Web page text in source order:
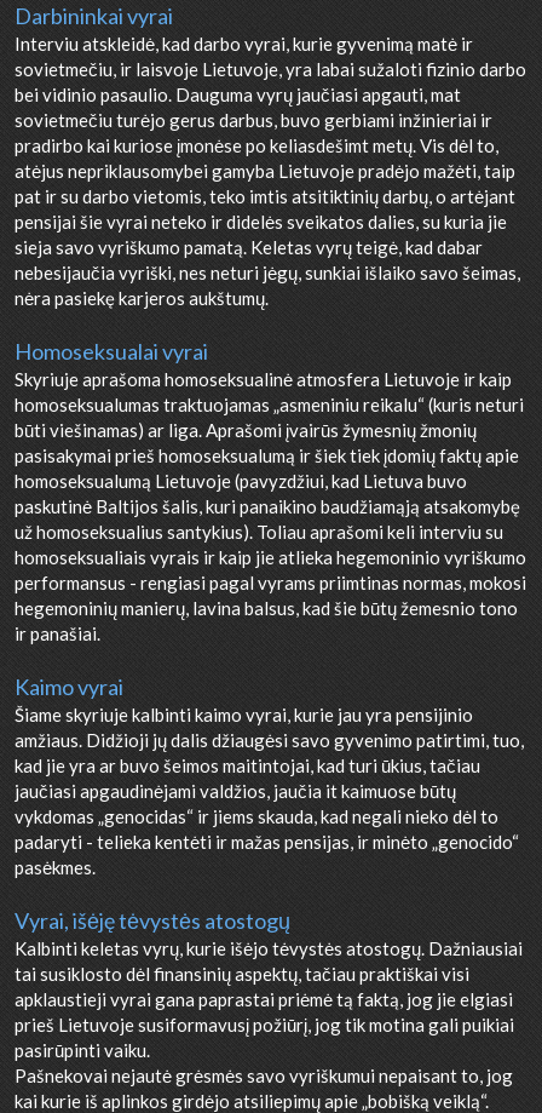
Darbininkai vyrai
Interviu atskleidė, kad darbo vyrai, kurie gyvenimą matė ir
sovietmečiu, ir laisvoje Lietuvoje, yra labai sužaloti fizinio darbo
bei vidinio pasaulio. Dauguma vyrų jaučiasi apgauti, mat
sovietmečiu turėjo gerus darbus, buvo gerbiami inžinieriai ir
pradirbo kai kuriose įmonėse po keliasdešimt metų. Vis dėl to,
atėjus nepriklausomybei gamyba Lietuvoje pradėjo mažėti, taip
pat ir su darbo vietomis, teko imtis atsitiktinių darbų, o artėjant
pensijai šie vyrai neteko ir didelės sveikatos dalies, su kuria jie
sieja savo vyriškumo pamatą. Keletas vyrų teigė, kad dabar
nebesijaučia vyriški, nes neturi jėgų, sunkiai išlaiko savo šeimas,
nėra pasiekę karjeros aukštumų.
Homoseksualai vyrai
Skyriuje aprašoma homoseksualinė atmosfera Lietuvoje ir kaip
homoseksualumas traktuojamas „asmeniniu reikalu“ (kuris neturi
būti viešinamas) ar liga. Aprašomi įvairūs žymesnių žmonių
pasisakymai prieš homoseksualumą ir šiek tiek įdomių faktų apie
homoseksualumą Lietuvoje (pavyzdžiui, kad Lietuva buvo
paskutinė Baltijos šalis, kuri panaikino baudžiamąją atsakomybę
už homoseksualius santykius). Toliau aprašomi keli interviu su
homoseksualiais vyrais ir kaip jie atlieka hegemoninio vyriškumo
performansus - rengiasi pagal vyrams priimtinas normas, mokosi
hegemoninių manierų, lavina balsus, kad šie būtų žemesnio tono
ir panašiai.
Kaimo vyrai
Šiame skyriuje kalbinti kaimo vyrai, kurie jau yra pensijinio
amžiaus. Didžioji jų dalis džiaugėsi savo gyvenimo patirtimi, tuo,
kad jie yra ar buvo šeimos maitintojai, kad turi ūkius, tačiau
jaučiasi apgaudinėjami valdžios, jaučia it kaimuose būtų
vykdomas „genocidas“ ir jiems skauda, kad negali nieko dėl to
padaryti - telieka kentėti ir mažas pensijas, ir minėto „genocido“
pasėkmes.
Vyrai, išėję tėvystės atostogų
Kalbinti keletas vyrų, kurie išėjo tėvystės atostogų. Dažniausiai
tai susiklosto dėl finansinių aspektų, tačiau praktiškai visi
apklaustieji vyrai gana paprastai priėmė tą faktą, jog jie elgiasi
prieš Lietuvoje susiformavusį požiūrį, jog tik motina gali puikiai
pasirūpinti vaiku.
Pašnekovai nejautė grėsmės savo vyriškumui nepaisant to, jog
kai kurie iš aplinkos girdėjo atsiliepimų apie „bobišką veiklą“.